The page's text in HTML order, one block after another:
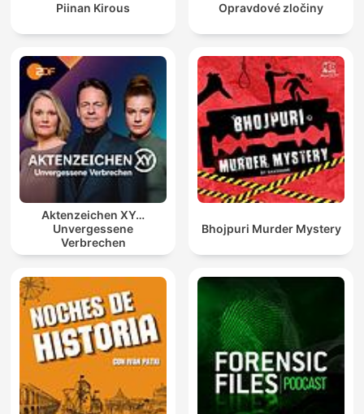
Piinan Kirous Opravdové zločiny
Aktenzeichen XY…
Unvergessene
Verbrechen
Bhojpuri Murder Mystery